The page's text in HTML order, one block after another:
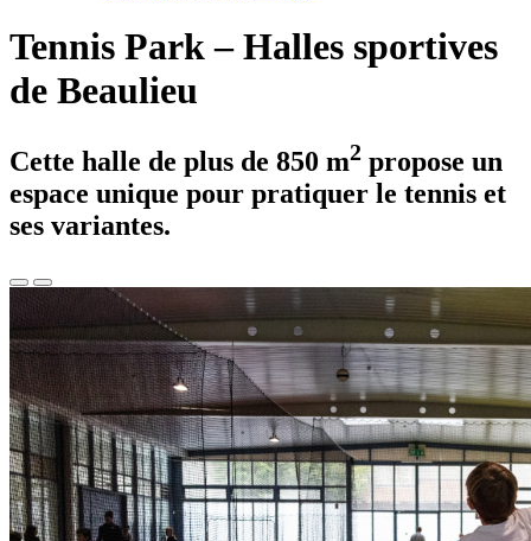
Tennis Park – Halles sportives
de Beaulieu
Cette halle de plus de 850 m2 propose un
espace unique pour pratiquer le tennis et
ses variantes.